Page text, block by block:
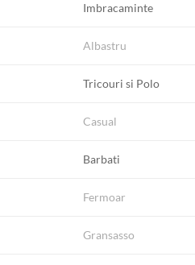
Imbracaminte
Albastru
Tricouri si Polo
Casual
Barbati
Fermoar
Gransasso